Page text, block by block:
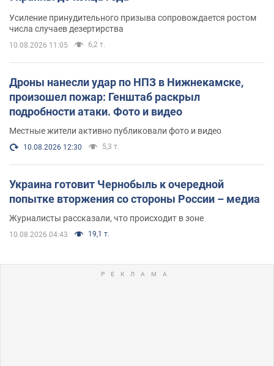
Усиление принудительного призыва сопровождается ростом
числа случаев дезертирства
10.08.2026 11:05 6,2 т.
Дроны нанесли удар по НПЗ в Нижнекамске,
произошел пожар: Генштаб раскрыл
подробности атаки. Фото и видео
Местные жители активно публиковали фото и видео
10.08.2026 12:30 5,3 т.
Украина готовит Чернобыль к очередной
попытке вторжения со стороны России – медиа
Журналисты рассказали, что происходит в зоне
10.08.2026 04:43 19,1 т.